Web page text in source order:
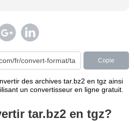
Copie
des archives tar.bz2 en tgz ainsi
un convertisseur en ligne gratuit.
tar.bz2 en tgz?